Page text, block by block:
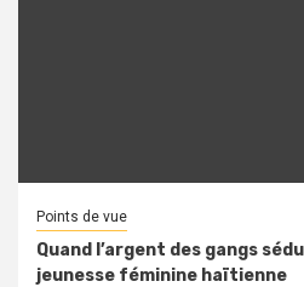
Points de vue
Quand l’argent des gangs
jeunesse féminine haïtienne